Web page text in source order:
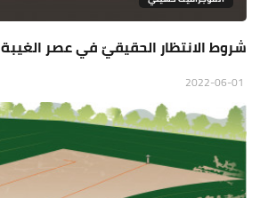
شروط الانتظار الحقيقيّ في عصر الغيبة